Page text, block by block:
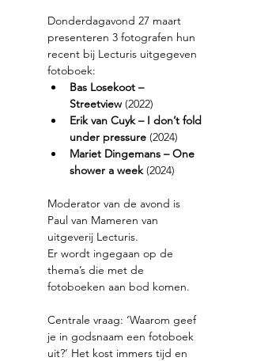
Donderdagavond 27 maart
presenteren 3 fotografen hun
recent bij Lecturis uitgegeven
fotoboek:
Bas Losekoot –
Streetview (2022)
Erik van Cuyk – I don’t fold
under pressure (2024)
Mariet Dingemans – One
shower a week (2024)
Moderator van de avond is
Paul van Mameren van
uitgeverij Lecturis.
Er wordt ingegaan op de
thema’s die met de
fotoboeken aan bod komen.
Centrale vraag: ‘Waarom geef
je in godsnaam een fotoboek
uit?’ Het kost immers tijd en